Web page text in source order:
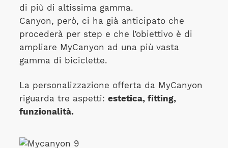
di più di altissima gamma.
Canyon, però, ci ha già anticipato che
procederà per step e che l’obiettivo è di
ampliare MyCanyon ad una più vasta
gamma di biciclette.
La personalizzazione offerta da MyCanyon
riguarda tre aspetti: estetica, fitting,
funzionalità.